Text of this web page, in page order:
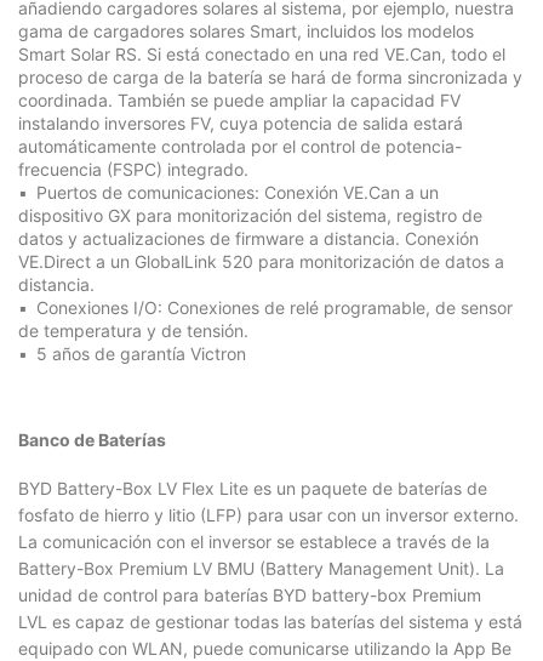
añadiendo cargadores solares al sistema, por ejemplo, nuestra
gama de cargadores solares Smart, incluidos los modelos
Smart Solar RS. Si está conectado en una red VE.Can, todo el
proceso de carga de la batería se hará de forma sincronizada y
coordinada. También se puede ampliar la capacidad FV
instalando inversores FV, cuya potencia de salida estará
automáticamente controlada por el control de potencia-
frecuencia (FSPC) integrado.
Puertos de comunicaciones: Conexión VE.Can a un
dispositivo GX para monitorización del sistema, registro de
datos y actualizaciones de firmware a distancia. Conexión
VE.Direct a un GlobalLink 520 para monitorización de datos a
distancia.
Conexiones I/O: Conexiones de relé programable, de sensor
de temperatura y de tensión.
5 años de garantía Victron
Banco de Baterías
BYD Battery-Box LV Flex Lite es un paquete de baterías de
fosfato de hierro y litio (LFP) para usar con un inversor externo.
La comunicación con el inversor se establece a través de la
Battery-Box Premium LV BMU (Battery Management Unit). La
unidad de control para baterías BYD battery-box Premium
LVL es capaz de gestionar todas las baterías del sistema y está
equipado con WLAN, puede comunicarse utilizando la App Be